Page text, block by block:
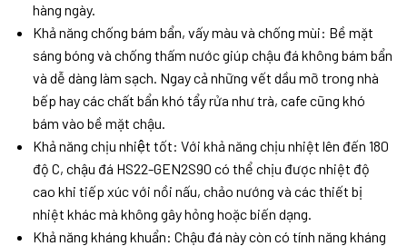
hàng ngày.
Khả năng chống bám bẩn, vấy màu và chống mùi: Bề mặt
sáng bóng và chống thấm nước giúp chậu đá không bám bẩn
và dễ dàng làm sạch. Ngay cả những vết dầu mỡ trong nhà
bếp hay các chất bẩn khó tẩy rửa như trà, cafe cũng khó
bám vào bề mặt chậu.
Khả năng chịu nhiệt tốt: Với khả năng chịu nhiệt lên đến 180
độ C, chậu đá HS22-GEN2S90 có thể chịu được nhiệt độ
cao khi tiếp xúc với nồi nấu, chảo nướng và các thiết bị
nhiệt khác mà không gây hỏng hoặc biến dạng.
Khả năng kháng khuẩn: Chậu đá này còn có tính năng kháng